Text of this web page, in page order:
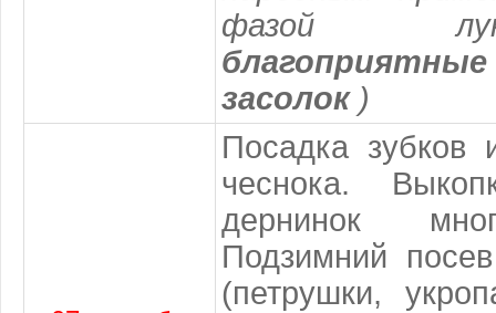
фазой
засолок )
Посадка зубков
чеснока.
дернинок
Подзимний
(петрушки,